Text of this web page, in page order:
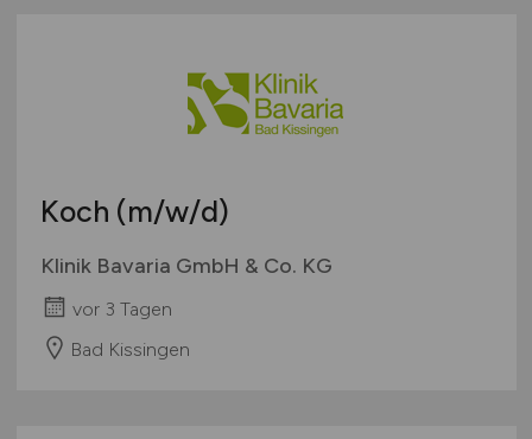
Koch (m/w/d)
Klinik Bavaria GmbH & Co. KG
vor 3 Tagen
Bad Kissingen